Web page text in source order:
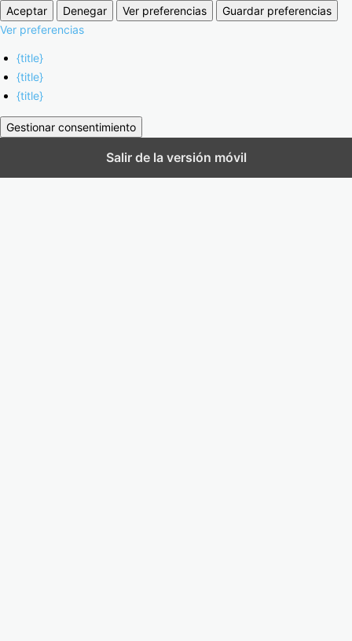
Aceptar Denegar Ver preferencias
Guardar preferencias
Ver preferencias
{title}
{title}
{title}
Gestionar consentimiento
Salir de la versión móvil